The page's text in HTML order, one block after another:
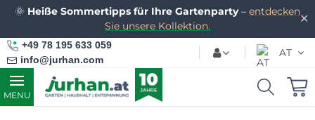
✕
🌞 Heiße Sommertipps für Ihre Gartenparty– entdecken
Sie unsere Kollektion.
+49 78 195 633 059
info@jurhan.com
AT
MENU